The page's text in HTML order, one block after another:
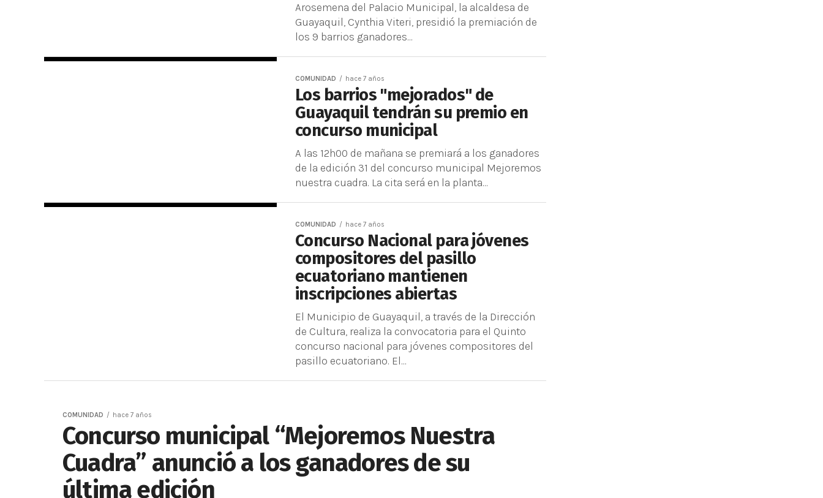
Arosemena del Palacio Municipal, la alcaldesa de
Guayaquil, Cynthia Viteri, presidió la premiación de
los 9 barrios ganadores...
COMUNIDAD hace 7 años
Los barrios "mejorados" de
Guayaquil tendrán su premio en
concurso municipal
A las 12h00 de mañana se premiará a los ganadores
de la edición 31 del concurso municipal Mejoremos
nuestra cuadra. La cita será en la planta...
COMUNIDAD hace 7 años
Concurso Nacional para jóvenes
compositores del pasillo
ecuatoriano mantienen
inscripciones abiertas
El Municipio de Guayaquil, a través de la Dirección
de Cultura, realiza la convocatoria para el Quinto
concurso nacional para jóvenes compositores del
pasillo ecuatoriano. El...
COMUNIDAD hace 7 años
Concurso municipal “Mejoremos Nuestra
Cuadra” anunció a los ganadores de su
última edición